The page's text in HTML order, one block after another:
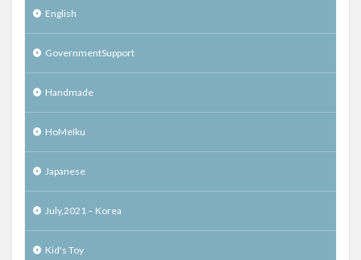
English
GovernmentSupport
Handmade
HoMeIku
Japanese
July,2021 – Korea
Kid's Toy